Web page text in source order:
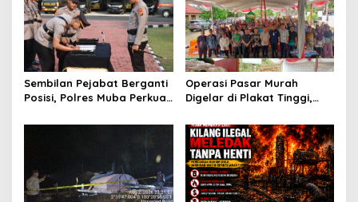
i
p
o
s
Sembilan Pejabat Berganti
Posisi, Polres Muba Perkuat
Presisi
Operasi Pasar Murah
Digelar di Plakat Tinggi,
Subsidi untuk Ringankan
Beban Warga